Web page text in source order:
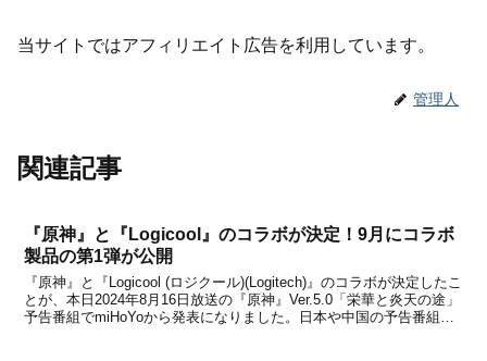
当サイトではアフィリエイト広告を利用しています。
管理人
関連記事
『原神』と『Logicool』のコラボが決定！9月にコラボ
製品の第1弾が公開
『原神』と『Logicool (ロジクール)(Logitech)』のコラボが決定したこ
とが、本日2024年8月16日放送の『原神』Ver.5.0「栄華と炎天の途」
予告番組でmiHoYoから発表になりました。日本や中国の予告番組、